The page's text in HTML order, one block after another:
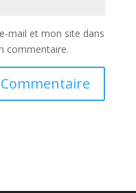
mail et mon site dans
commentaire.